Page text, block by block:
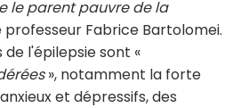
le parent pauvre de la
professeur Fabrice Bartolomei.
l'épilepsie sont «
», notamment la forte
et dépressifs, des